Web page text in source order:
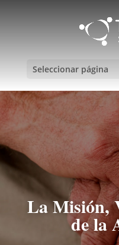
Seleccionar página
La Misión,
de la